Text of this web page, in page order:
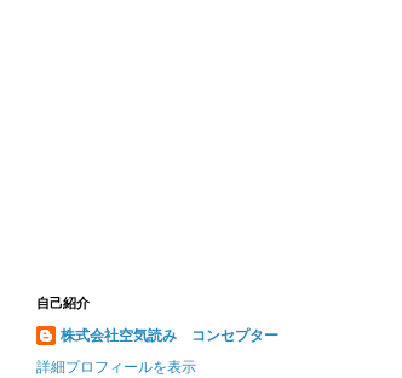
自己紹介
株式会社空気読み コンセプター
詳細プロフィールを表示